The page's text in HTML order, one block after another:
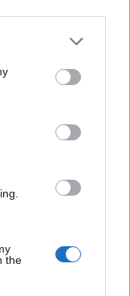
the
το
στη βροχή να
μούσκεμα στο
του
επίσκεψης
σκέφτεσαι,